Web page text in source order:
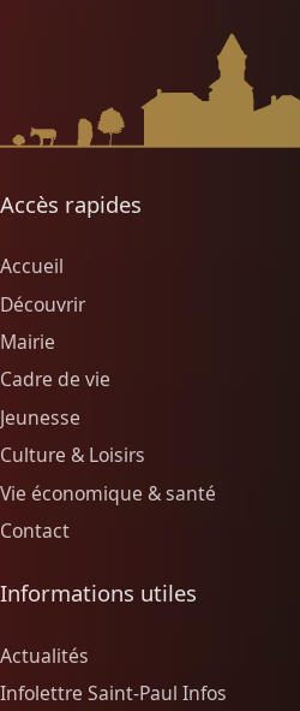
Accès rapides
Accueil
Découvrir
Mairie
Cadre de vie
Jeunesse
Culture & Loisirs
Vie économique & santé
Contact
Informations utiles
Actualités
Infolettre Saint-Paul Infos